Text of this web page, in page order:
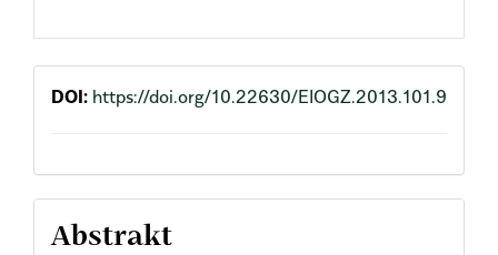
DOI: https://doi.org/10.22630/EIOGZ.2013.101.9
Abstrakt